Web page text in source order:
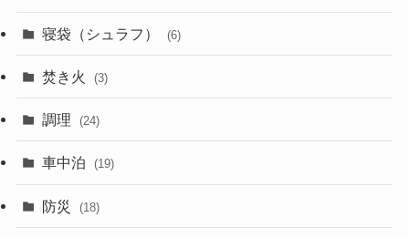
寝袋（シュラフ） (6)
焚き火 (3)
調理 (24)
車中泊 (19)
防災 (18)